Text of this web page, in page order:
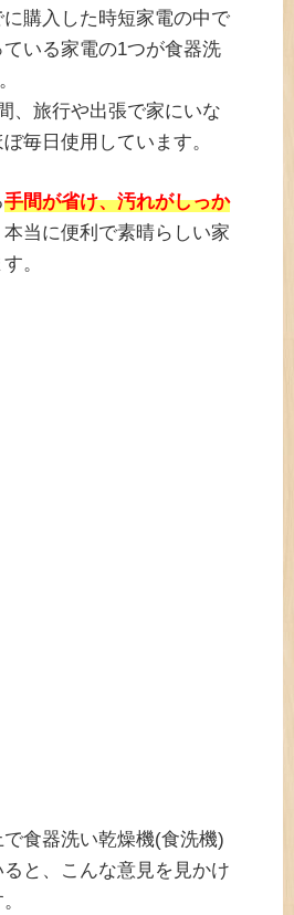
購入した時短家電の中で
いる家電の1つが食器洗
、旅行や出張で家にいな
毎日使用しています。
手間が省け、汚れがしっか
当に便利で素晴らしい家
。
食器洗い乾燥機(食洗機)
と、こんな意見を見かけ